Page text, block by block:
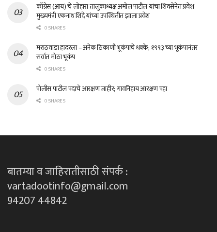
काँग्रेस (आय) चे लोहारा तालुकाध्यक्ष अमोल पाटील यांचा शिवसेनेत प्रवेश –
मुख्यमंत्री एकनाथ शिंदे यांच्या उपस्थितीत झाला प्रवेश
0 SHARES
मराठवाडा हादरला – अनेक ठिकाणी भूकंपाचे धक्के; १९९३ च्या भूकंपानंतर
सर्वात मोठा भूकंप
0 SHARES
पोलीस पाटील पदाचे आरक्षण जाहीर; गावनिहाय आरक्षण पहा
0 SHARES
बातम्या व जाहिरातीसाठी संपर्क :
vartadootinfo@gmail.com
94207 44842